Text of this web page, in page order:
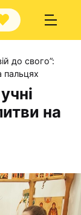
напрямки
покровитель
до свого”:
пальцях
на